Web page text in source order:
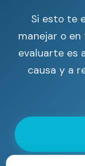
Si esto te
manejar o
evaluarte es
causa y a